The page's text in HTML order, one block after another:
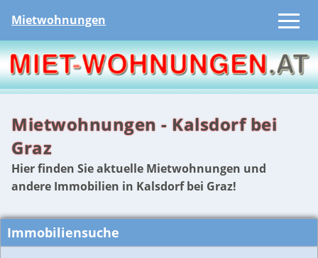
Mietwohnungen
Mietwohnungen - Kalsdorf bei
Graz
Hier finden Sie aktuelle Mietwohnungen und
andere Immobilien in Kalsdorf bei Graz!
Immobiliensuche